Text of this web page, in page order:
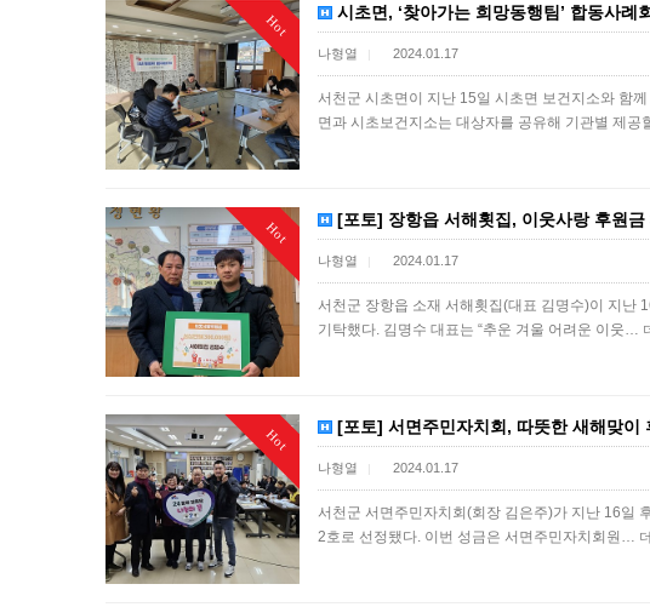
Hot 시초면, ‘찾아가는 희망동행팀’ 합동사례
나형열 | 2024.01.17
서천군 시초면이 지난 15일 시초면 보건지소와 함
면과 시초보건지소는 대상자를 공유해 기관별 제공
Hot [포토] 장항읍 서해횟집, 이웃사랑 후원
나형열 | 2024.01.17
서천군 장항읍 소재 서해횟집(대표 김명수)이 지난
기탁했다. 김명수 대표는 “추운 겨울 어려운 이웃…
Hot [포토] 서면주민자치회, 따뜻한 새해맞이
나형열 | 2024.01.17
서천군 서면주민자치회(회장 김은주)가 지난 16일
2호로 선정됐다. 이번 성금은 서면주민자치회원…